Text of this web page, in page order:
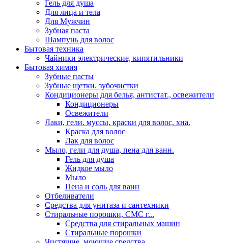
Гель для душа
Для лица и тела
Для Мужчин
Зубная паста
Шампунь для волос
Бытовая техника
Чайники электрические, кипятильники
Бытовая химия
Зубные пасты
Зубные щетки. зубочистки
Кондиционеры для белья, антистат., освежители
Кондиционеры
Освежители
Лаки, гели. муссы, краски для волос, хна.
Краска для волос
Лак для волос
Мыло, гели для душа, пена для ванн.
Гель для душа
Жидкое мыло
Мыло
Пена и соль для ванн
Отбеливатели
Средства для унитаза и сантехники
Стиральные порошки, СМС г...
Средства для стиральных машин
Стиральные порошки